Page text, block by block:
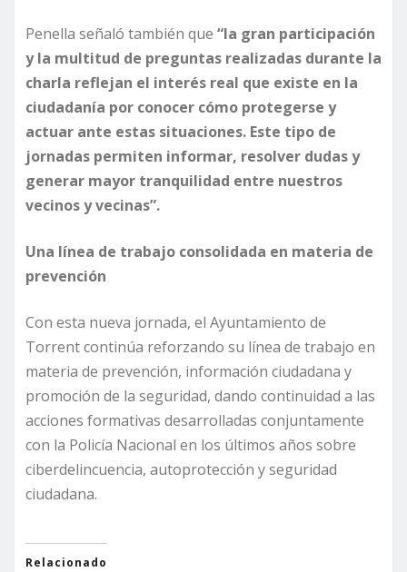
Penella señaló también que “la gran participación
y la multitud de preguntas realizadas durante la
charla reflejan el interés real que existe en la
ciudadanía por conocer cómo protegerse y
actuar ante estas situaciones. Este tipo de
jornadas permiten informar, resolver dudas y
generar mayor tranquilidad entre nuestros
vecinos y vecinas”.
Una línea de trabajo consolidada en materia de
prevención
Con esta nueva jornada, el Ayuntamiento de
Torrent continúa reforzando su línea de trabajo en
materia de prevención, información ciudadana y
promoción de la seguridad, dando continuidad a las
acciones formativas desarrolladas conjuntamente
con la Policía Nacional en los últimos años sobre
ciberdelincuencia, autoprotección y seguridad
ciudadana.
Relacionado